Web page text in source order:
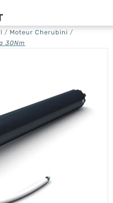
Moteur Cherubini
30Nm